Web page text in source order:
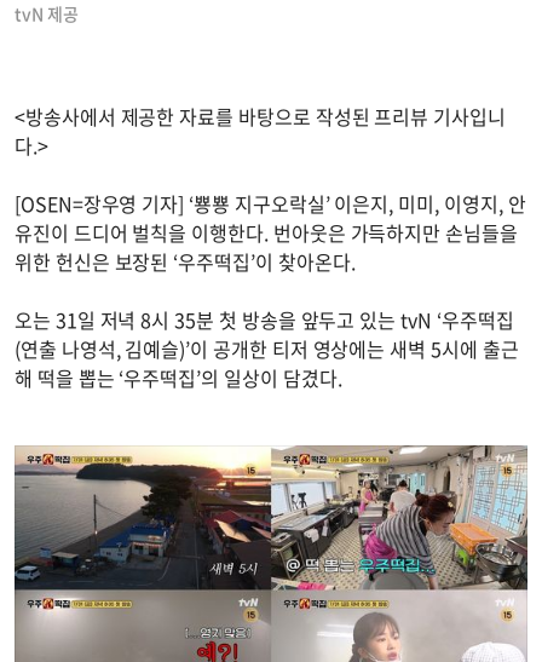
tvN 제공
<방송사에서 제공한 자료를 바탕으로 작성된 프리뷰 기사입니
다.>
[OSEN=장우영 기자] ‘뿅뿅 지구오락실’ 이은지, 미미, 이영지, 안
유진이 드디어 벌칙을 이행한다. 번아웃은 가득하지만 손님들을
위한 헌신은 보장된 ‘우주떡집’이 찾아온다.
오는 31일 저녁 8시 35분 첫 방송을 앞두고 있는 tvN ‘우주떡집
(연출 나영석, 김예슬)’이 공개한 티저 영상에는 새벽 5시에 출근
해 떡을 뽑는 ‘우주떡집’의 일상이 담겼다.